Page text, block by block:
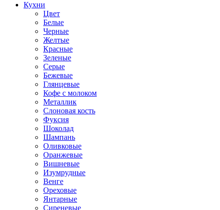
Кухни
Цвет
Белые
Черные
Желтые
Красные
Зеленые
Серые
Бежевые
Глянцевые
Кофе с молоком
Металлик
Слоновая кость
Фуксия
Шоколад
Шампань
Оливковые
Оранжевые
Вишневые
Изумрудные
Венге
Ореховые
Янтарные
Сиреневые